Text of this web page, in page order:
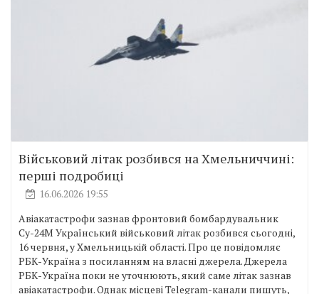
Військовий літак розбився на Хмельниччині:
перші подробиці
16.06.2026 19:55
Авіакатастрофи зазнав фронтовий бомбардувальник
Су-24М Український військовий літак розбився сьогодні,
16 червня, у Хмельницькій області. Про це повідомляє
РБК-Україна з посиланням на власні джерела. Джерела
РБК-Україна поки не уточнюють, який саме літак зазнав
авіакатастрофи. Однак місцеві Telegram-канали пишуть,